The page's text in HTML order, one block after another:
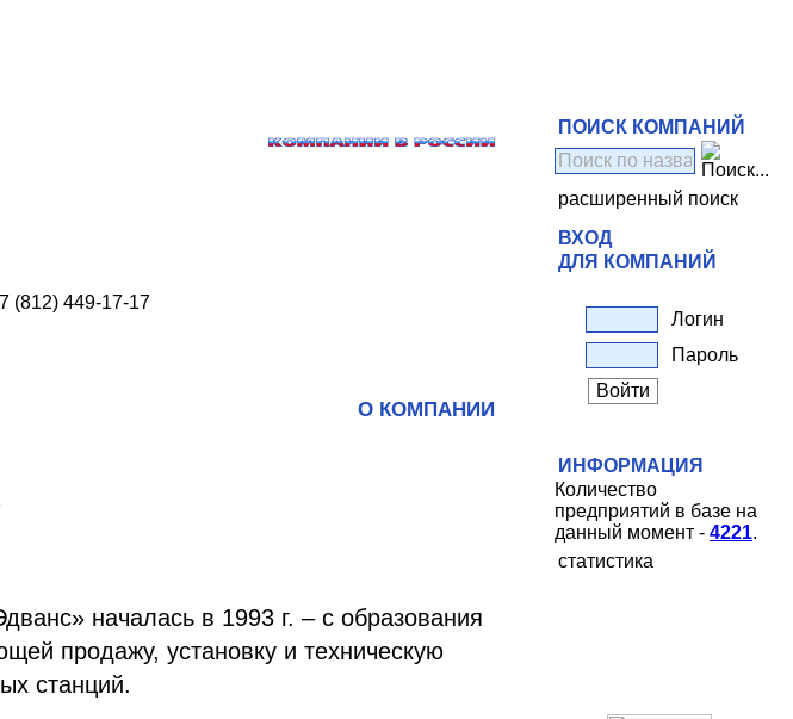
(812) 449-17-17
О КОМПАНИИ
началась в 1993 г. – с образования
продажу, установку и техническую
станций.
ПОИСК КОМПАНИЙ
расширенный поиск
ВХОД
ДЛЯ КОМПАНИЙ
Логин
Пароль
ИНФОРМАЦИЯ
Количество
предприятий в базе на
данный момент - 4221.
статистика